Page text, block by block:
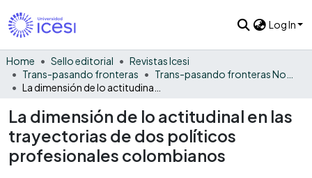
Log In
Home Sello editorial
Revistas Icesi
Trans-pasando fronteras
La dimensión de lo actitudinal en las
trayectorias de dos políticos
profesionales colombianos